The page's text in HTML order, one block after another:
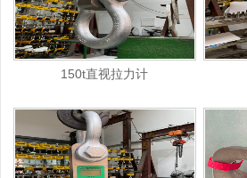
150t直视拉力计